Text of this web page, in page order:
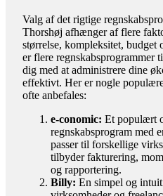
Valg af det rigtige
Thorshøj afhænger af flere
størrelse, kompleksitet,
er flere
dig med at administrere dine
effektivt. Her er nogle
ofte anbefales:
e-conomic: Et populært
regnskabsprogram med
passer til forskellige
tilbyder fakturering,
og rapportering.
Billy: En simpel og